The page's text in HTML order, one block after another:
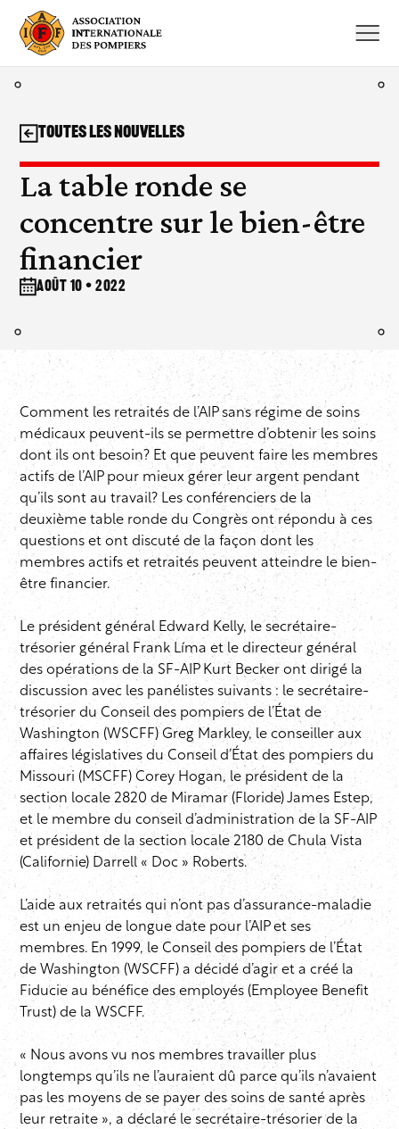
contenu
La table ronde se
concentre sur le bien-être
financier
août 10 • 2022
Toutes les nouvelles
Comment les retraités de l’AIP sans régime de soins
médicaux peuvent-ils se permettre d’obtenir les soins
dont ils ont besoin? Et que peuvent faire les membres
actifs de l’AIP pour mieux gérer leur argent pendant
qu’ils sont au travail? Les conférenciers de la
deuxième table ronde du Congrès ont répondu à ces
questions et ont discuté de la façon dont les
membres actifs et retraités peuvent atteindre le bien-
être financier.
Le président général Edward Kelly, le secrétaire-
trésorier général Frank Líma et le directeur général
des opérations de la SF-AIP Kurt Becker ont dirigé la
discussion avec les panélistes suivants : le secrétaire-
trésorier du Conseil des pompiers de l’État de
Washington (WSCFF) Greg Markley, le conseiller aux
affaires législatives du Conseil d’État des pompiers du
Missouri (MSCFF) Corey Hogan, le président de la
section locale 2820 de Miramar (Floride) James Estep,
et le membre du conseil d’administration de la SF-AIP
et président de la section locale 2180 de Chula Vista
(Californie) Darrell « Doc » Roberts.
L’aide aux retraités qui n’ont pas d’assurance-maladie
est un enjeu de longue date pour l’AIP et ses
membres. En 1999, le Conseil des pompiers de l’État
de Washington (WSCFF) a décidé d’agir et a créé la
Fiducie au bénéfice des employés (Employee Benefit
Trust) de la WSCFF.
« Nous avons vu nos membres travailler plus
longtemps qu’ils ne l’auraient dû parce qu’ils n’avaient
pas les moyens de se payer des soins de santé après
leur retraite », a déclaré le secrétaire-trésorier de la